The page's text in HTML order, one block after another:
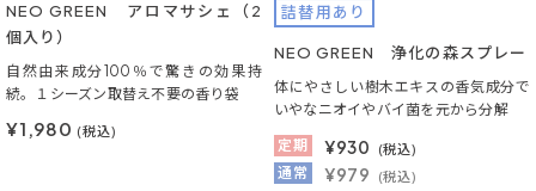
NEO GREEN アロマサシェ（2
個入り）
自然由来成分100％で驚きの効果持
続。１シーズン取替え不要の香り袋
¥1,980 (税込)
詰替用あり
NEO GREEN 浄化の森スプレー
体にやさしい樹木エキスの香気成分で
いやなニオイやバイ菌を元から分解
定期
¥930 (税込)
通常 ¥979 (税込)